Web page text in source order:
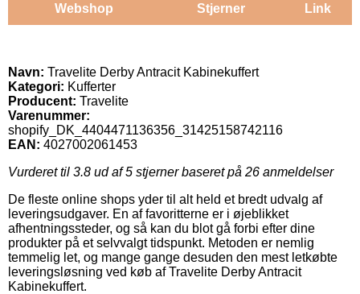
Webshop Stjerner Link
Navn: Travelite Derby Antracit Kabinekuffert
Kategori: Kufferter
Producent: Travelite
Varenummer:
shopify_DK_4404471136356_31425158742116
EAN: 4027002061453
Vurderet til 3.8 ud af 5 stjerner baseret på 26 anmeldelser
De fleste online shops yder til alt held et bredt udvalg af
leveringsudgaver. En af favoritterne er i øjeblikket
afhentningssteder, og så kan du blot gå forbi efter dine
produkter på et selvvalgt tidspunkt. Metoden er nemlig
temmelig let, og mange gange desuden den mest letkøbte
leveringsløsning ved køb af Travelite Derby Antracit
Kabinekuffert.